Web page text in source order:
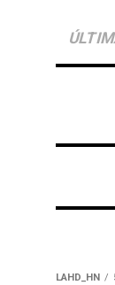
LAHD_HN